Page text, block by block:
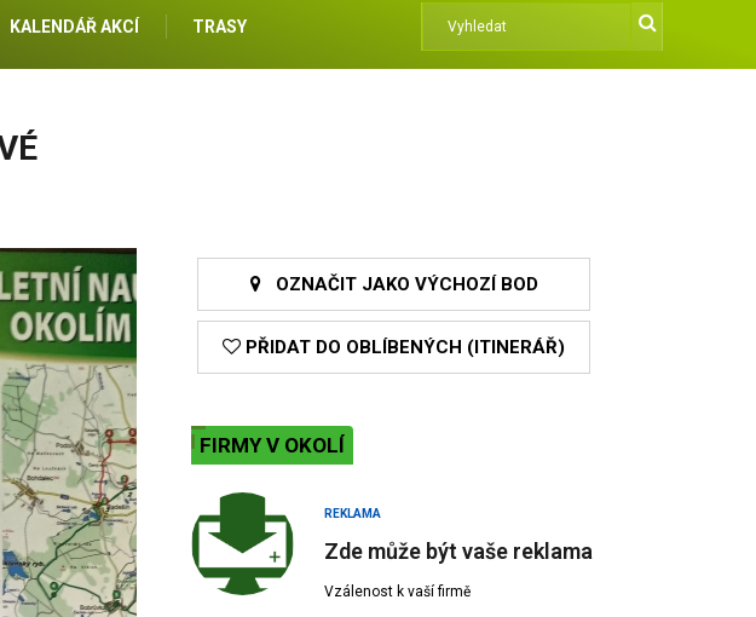
KALENDÁŘ AKCÍ TRASY
OZNAČIT JAKO VÝCHOZÍ BOD
PŘIDAT DO OBLÍBENÝCH (ITINERÁŘ)
FIRMY V OKOLÍ
REKLAMA
Zde může být vaše reklama
Vzálenost k vaší firmě